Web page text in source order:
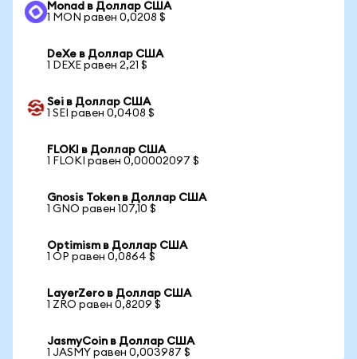
Monad в Доллар США
1 MON равен 0,0208 $
DeXe в Доллар США
1 DEXE равен 2,21 $
Sei в Доллар США
1 SEI равен 0,0408 $
FLOKI в Доллар США
1 FLOKI равен 0,00002097 $
Gnosis Token в Доллар США
1 GNO равен 107,10 $
Optimism в Доллар США
1 OP равен 0,0864 $
LayerZero в Доллар США
1 ZRO равен 0,8209 $
JasmyCoin в Доллар США
1 JASMY равен 0,003987 $